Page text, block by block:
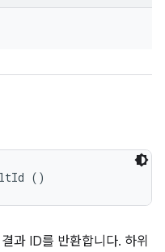
()
과 ID를 반환합니다. 하위